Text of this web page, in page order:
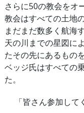
さらに50の教会をオ
教会はすべての土地
まだまだ数多く航海
天の川までの星図に
たその先にあるもの
ベッジ氏はすべての
た。
「皆さん参加し